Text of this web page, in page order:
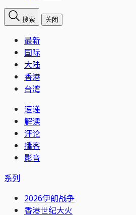
搜索 关闭
最新
国际
大陆
香港
台湾
速递
解读
评论
播客
影音
系列
2026伊朗战争
香港世纪大火